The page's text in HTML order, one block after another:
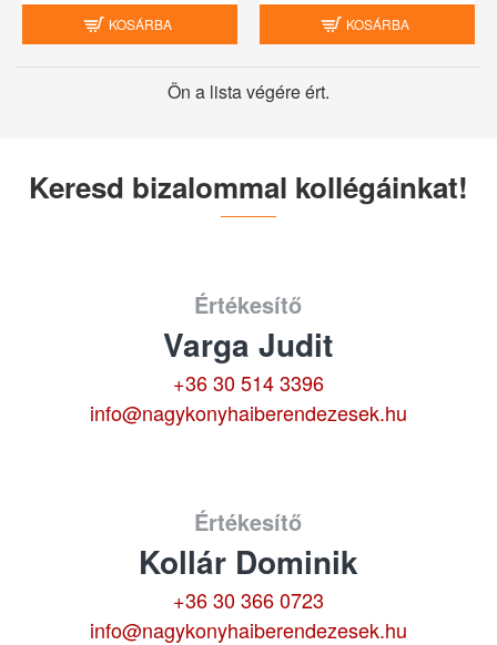
KOSÁRBA KOSÁRBA
Ön a lista végére ért.
Keresd bizalommal kollégáinkat!
Értékesítő
Varga Judit
+36 30 514 3396
info@nagykonyhaiberendezesek.hu
Értékesítő
Kollár Dominik
+36 30 366 0723
info@nagykonyhaiberendezesek.hu